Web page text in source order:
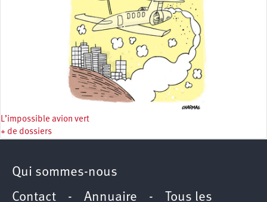
L’impossible avion vert
+ de dossiers
Qui sommes-nous
Contact - Annuaire -
Tous les